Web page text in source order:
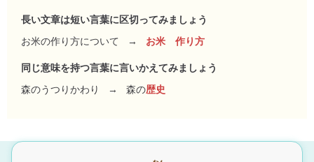
長い文章は短い言葉に区切ってみましょう
お米の作り方について
→ お米 作り方
同じ意味を持つ言葉に言いかえてみましょう
森のうつりかわり
→ 森の歴史